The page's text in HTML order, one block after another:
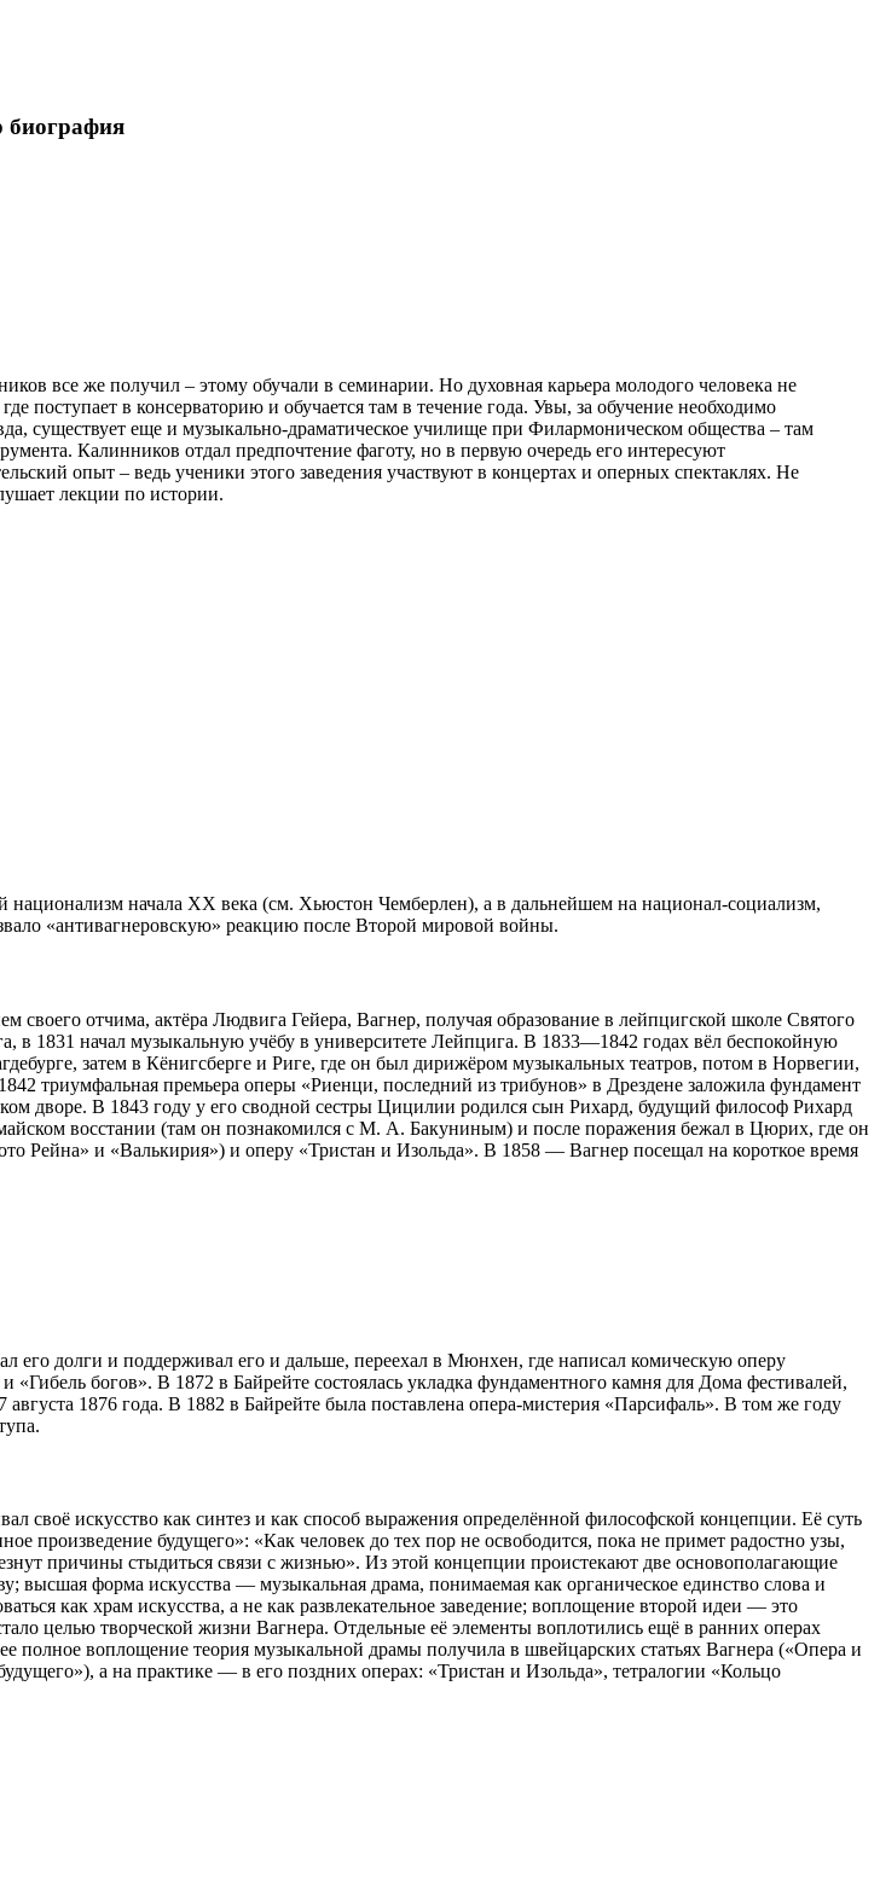
биография
все же получил – этому обучали в семинарии. Но духовная карьера молодого человека не
поступает в консерваторию и обучается там в течение года. Увы, за обучение необходимо
существует еще и музыкально-драматическое училище при Филармоническом общества – там
Калинников отдал предпочтение фаготу, но в первую очередь его интересуют
опыт – ведь ученики этого заведения участвуют в концертах и оперных спектаклях. Не
лекции по истории.
начала XX века (см. Хьюстон Чемберлен), а в дальнейшем на национал-социализм,
«антивагнеровскую» реакцию после Второй мировой войны.
отчима, актёра Людвига Гейера, Вагнер, получая образование в лейпцигской школе Святого
1831 начал музыкальную учёбу в университете Лейпцига. В 1833—1842 годах вёл беспокойную
затем в Кёнигсберге и Риге, где он был дирижёром музыкальных театров, потом в Норвегии,
триумфальная премьера оперы «Риенци, последний из трибунов» в Дрездене заложила фундамент
дворе. В 1843 году у его сводной сестры Цицилии родился сын Рихард, будущий философ Рихард
восстании (там он познакомился с М. А. Бакуниным) и после поражения бежал в Цюрих, где он
Рейна» и «Валькирия») и оперу «Тристан и Изольда». В 1858 — Вагнер посещал на короткое время
его долги и поддерживал его и дальше, переехал в Мюнхен, где написал комическую оперу
богов». В 1872 в Байрейте состоялась укладка фундаментного камня для Дома фестивалей,
1876 года. В 1882 в Байрейте была поставлена опера-мистерия «Парсифаль». В том же году
своё искусство как синтез и как способ выражения определённой философской концепции. Её суть
произведение будущего»: «Как человек до тех пор не освободится, пока не примет радостно узы,
причины стыдиться связи с жизнью». Из этой концепции проистекают две основополагающие
высшая форма искусства — музыкальная драма, понимаемая как органическое единство слова и
как храм искусства, а не как развлекательное заведение; воплощение второй идеи — это
целью творческой жизни Вагнера. Отдельные её элементы воплотились ещё в ранних операх
воплощение теория музыкальной драмы получила в швейцарских статьях Вагнера («Опера и
а на практике — в его поздних операх: «Тристан и Изольда», тетралогии «Кольцо